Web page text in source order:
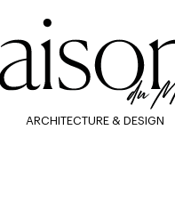
ARCHITECTURE & DESIGN